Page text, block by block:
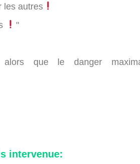
les autres
"
que le danger
intervenue: